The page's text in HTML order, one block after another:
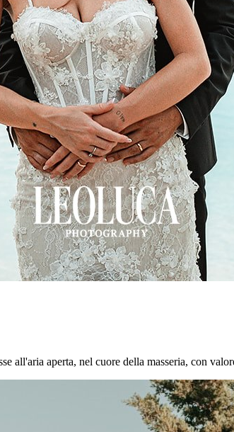
all'aria aperta, nel cuore della masseria, con